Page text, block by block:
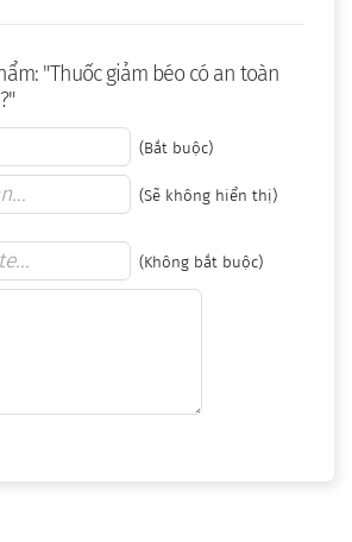
"Thuốc giảm béo có an toàn
(Bắt buộc)
(Sẽ không hiển thị)
(Không bắt buộc)